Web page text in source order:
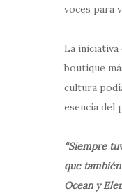
voces para
La
boutique
cultura
esencia del
“Siempre
que
Ocean y